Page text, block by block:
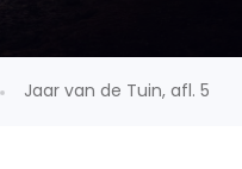
Jaar van de Tuin, afl. 5